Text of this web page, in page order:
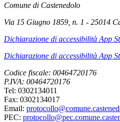
Comune di Castenedolo
Via 15 Giugno 1859, n. 1 - 25014
Dichiarazione di accessibilità App
Dichiarazione di accessibilità App
Codice fiscale: 00464720176
P.IVA: 00464720176
Tel: 0302134011
Fax: 0302134017
Email:
PEC: